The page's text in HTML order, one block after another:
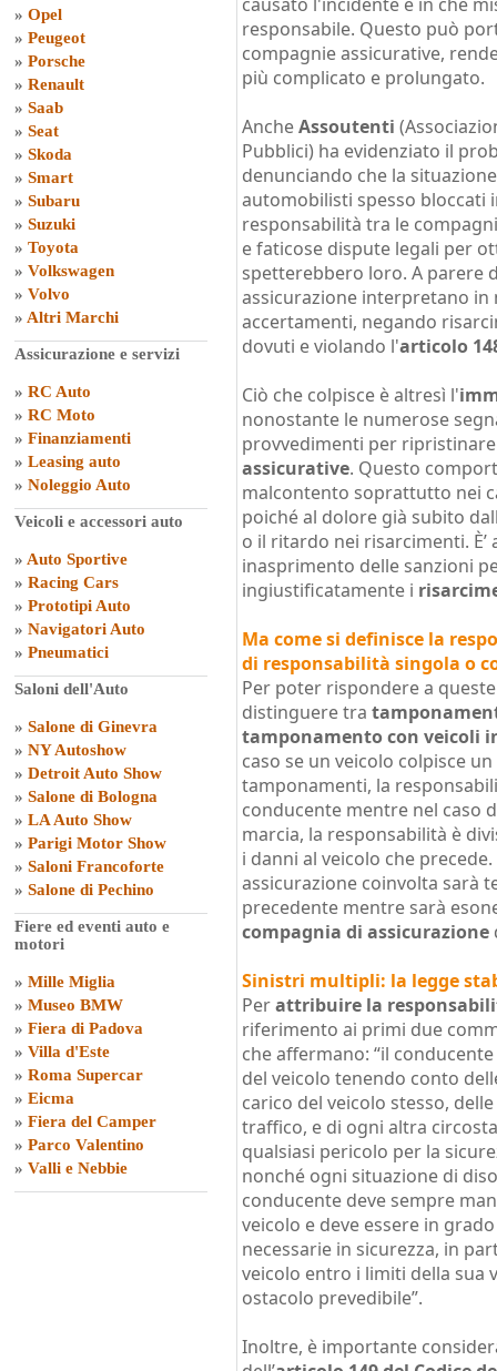
» Opel
» Peugeot
» Porsche
» Renault
» Saab
» Seat
» Skoda
» Smart
» Subaru
» Suzuki
» Toyota
» Volkswagen
» Volvo
» Altri Marchi
Assicurazione e servizi
» RC Auto
» RC Moto
» Finanziamenti
» Leasing auto
» Noleggio Auto
Veicoli e accessori auto
» Auto Sportive
» Racing Cars
» Prototipi Auto
» Navigatori Auto
» Pneumatici
Saloni dell'Auto
» Salone di Ginevra
» NY Autoshow
» Detroit Auto Show
» Salone di Bologna
» LA Auto Show
» Parigi Motor Show
» Saloni Francoforte
» Salone di Pechino
Fiere ed eventi auto e
motori
» Mille Miglia
» Museo BMW
» Fiera di Padova
» Villa d'Este
» Roma Supercar
» Eicma
» Fiera del Camper
» Parco Valentino
» Valli e Nebbie
responsabile. Questo può
compagnie assicurative,
più complicato e prolungato.
AncheAssoutenti
Pubblici) ha evidenziato il
denunciando che la
automobilisti spesso bloccati
responsabilità tra le
e faticose dispute legali per
spetterebbero loro. A parere
assicurazione interpretano
accertamenti, negando
dovuti e violando l'articolo
Ciò che colpisce è altresì l'
nonostante le numerose
provvedimenti per
assicurative. Questo
malcontento soprattutto nei
poiché al dolore già subito
o il ritardo nei risarcimenti.
inasprimento delle sanzioni
ingiustificatamente i
Ma come si definisce la
di responsabilità singola o
Per poter rispondere a
distinguere tra
tamponamento con veicoli
caso se un veicolo colpisce
tamponamenti, la
conducente mentre nel caso
marcia, la responsabilità è
i danni al veicolo che
assicurazione coinvolta sarà
precedente mentre sarà
compagnia di assicurazione
Sinistri multipli: la legge
Perattribuire la
riferimento ai primi due
che affermano: “il
del veicolo tenendo conto
carico del veicolo stesso,
traffico, e di ogni altra
qualsiasi pericolo per la
nonché ogni situazione di
conducente deve sempre
veicolo e deve essere in
necessarie in sicurezza, in
veicolo entro i limiti della sua
ostacolo prevedibile”.
Inoltre, è importante